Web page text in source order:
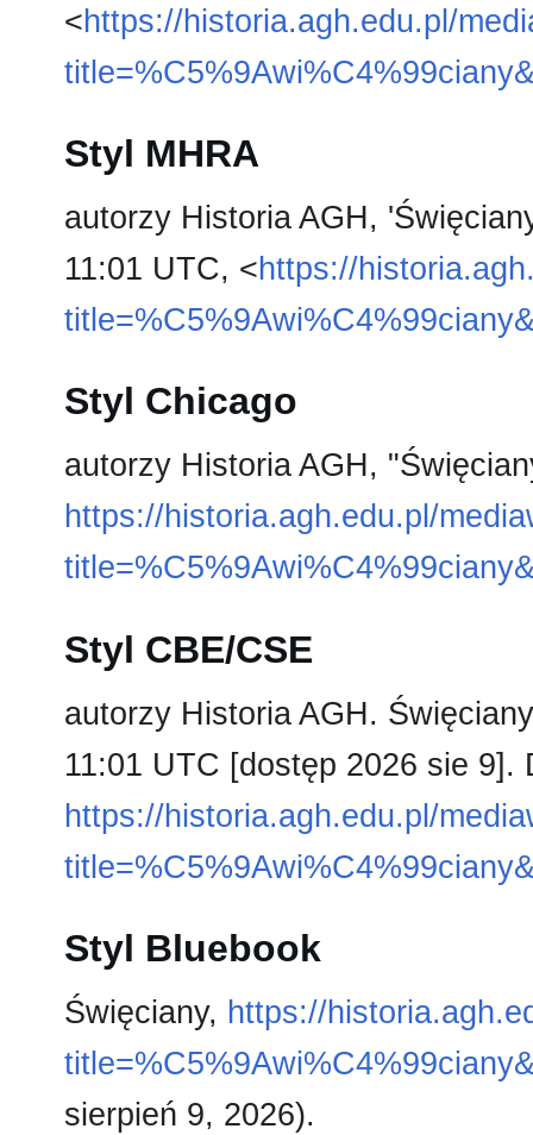
<https://historia.agh.edu.pl/
Styl MHRA
autorzy Historia AGH,
11:01 UTC, <https://
Styl Chicago
autorzy Historia AGH,
https://historia.agh.edu.pl/
Styl CBE/CSE
autorzy Historia AGH.
11:01 UTC [dostęp 2026 sie 9].
https://historia.agh.edu.pl/
Styl Bluebook
Święciany, https://
sierpień 9, 2026).